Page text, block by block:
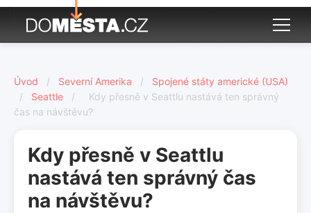
Úvod / Severní Amerika /
Spojené státy americké (USA)
/
Seattle /
Kdy přesně v Seattlu nastává ten správný
čas na návštěvu?
Kdy přesně v Seattlu
nastává ten správný čas
na návštěvu?